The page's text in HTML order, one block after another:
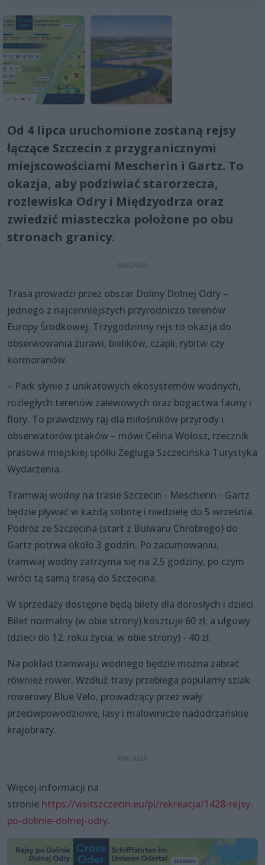
Od 4 lipca uruchomione zostaną rejsy
łączące Szczecin z przygranicznymi
miejscowościami Mescherin i Gartz. To
okazja, aby podziwiać starorzecza,
rozlewiska Odry i Międzyodrza oraz
zwiedzić miasteczka położone po obu
stronach granicy.
Trasa prowadzi przez obszar Doliny Dolnej Odry –
jednego z najcenniejszych przyrodniczo terenów
Europy Środkowej. Trzygodzinny rejs to okazja do
obserwowania żurawi, bielików, czapli, rybitw czy
kormoranów.
– Park słynie z unikatowych ekosystemów wodnych,
rozległych terenów zalewowych oraz bogactwa fauny i
flory. To prawdziwy raj dla miłośników przyrody i
obserwatorów ptaków – mówi Celina Wołosz, rzecznik
prasowa miejskiej spółki Żegluga Szczecińska Turystyka
Wydarzenia.
Tramwaj wodny na trasie Szczecin - Mescherin - Gartz
będzie pływać w każdą sobotę i niedzielę do 5 września.
Podróż ze Szczecina (start z Bulwaru Chrobrego) do
Gartz potrwa około 3 godzin. Po zacumowaniu,
tramwaj wodny zatrzyma się na 2,5 godziny, po czym
wróci tą samą trasą do Szczecina.
W sprzedaży dostępne będą bilety dla dorosłych i dzieci.
Bilet normalny (w obie strony) kosztuje 60 zł, a ulgowy
(dzieci do 12. roku życia, w obie strony) - 40 zł.
Na pokład tramwaju wodnego będzie można zabrać
również rower. Wzdłuż trasy przebiega popularny szlak
rowerowy Blue Velo, prowadzący przez wały
przeciwpowodziowe, lasy i malownicze nadodrzańskie
krajobrazy.
Więcej informacji na
stronie https://visitszczecin.eu/pl/rekreacja/1428-rejsy-
po-dolinie-dolnej-odry.